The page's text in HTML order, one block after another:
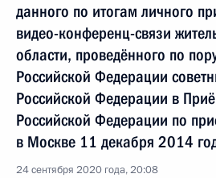
данного по итогам личного
видео-конференц-связи
области, проведённого по
Российской Федерации
Российской Федерации в
Российской Федерации по
в Москве 11 декабря 2014
24 сентября 2020 года, 20:08